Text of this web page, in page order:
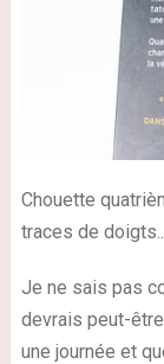
Chouette
traces de
Je ne sais pas
devrais peut-
une journée et